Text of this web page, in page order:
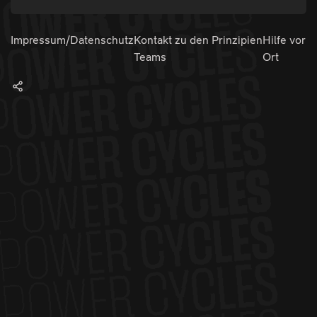
Impressum/DatenschutzKontakt zu den
Teams
PrinzipienHilfe vor
Ort